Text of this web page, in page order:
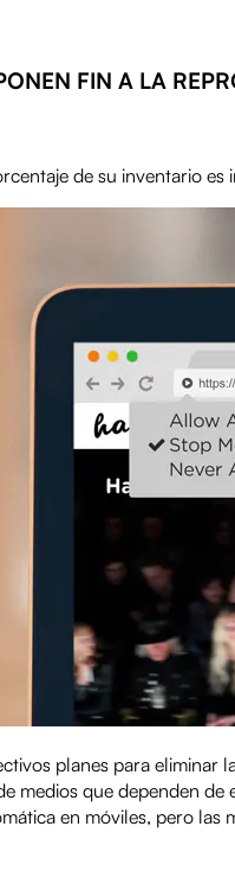
FIN A LA
de su inventario
planes para
medios que dependen
en móviles, pero las